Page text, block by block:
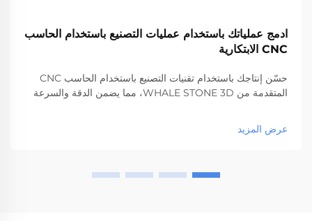
ادمج عملياتك باستخدام عمليات التصنيع باستخدام الحاسب
CNC الابتكارية
حسّن إنتاجك باستخدام تقنيات التصنيع باستخدام الحاسب CNC
المتقدمة من WHALE STONE 3D، مما يضمن الدقة والسرعة
عرض المزيد